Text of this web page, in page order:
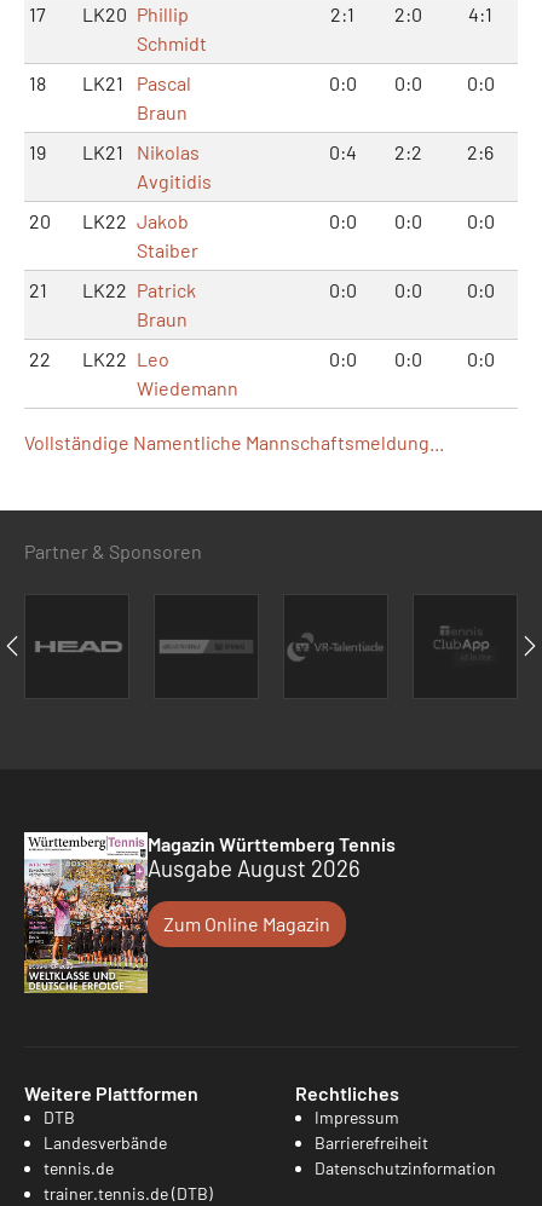
17 LK20 Phillip
Schmidt
2:1 2:0 4:1
18 LK21
Pascal
Braun
0:0 0:0 0:0
19 LK21
Nikolas
Avgitidis
0:4 2:2 2:6
20 LK22 Jakob
Staiber
0:0 0:0 0:0
21 LK22 Patrick
Braun
0:0 0:0 0:0
22 LK22 Leo
Wiedemann
0:0 0:0 0:0
Vollständige Namentliche Mannschaftsmeldung...
Partner & Sponsoren
Magazin Württemberg Tennis
Ausgabe August 2026
Zum Online Magazin
Weitere Plattformen
DTB
Landesverbände
tennis.de
trainer.tennis.de (DTB)
Rechtliches
Impressum
Barrierefreiheit
Datenschutzinformation